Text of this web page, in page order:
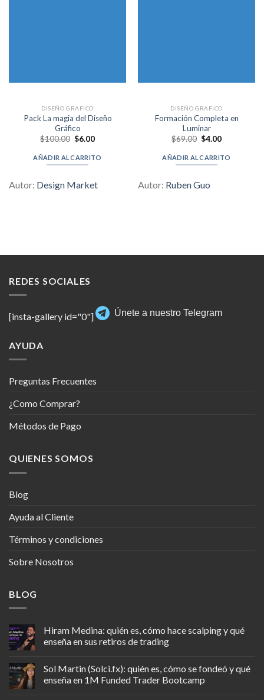
DISEÑO GRAFICO
Pack La magia del Diseño
Gráfico
$100.00 Original
was:
$100.00.
$6.00Current
is:
$6.00.
AÑADIR AL CARRITO
Autor: Design Market
DISEÑO GRAFICO
Formación Completa en
Luminar
$69.00 Original
was:
$69.00.
$4.00Current
is:
$4.00.
AÑADIR AL CARRITO
Autor: Ruben Guo
REDES SOCIALES
[insta-gallery id="0"] Únete a nuestro Telegram
AYUDA
Preguntas Frecuentes
¿Como Comprar?
Métodos de Pago
QUIENES SOMOS
Blog
Ayuda al Cliente
Términos y condiciones
Sobre Nosotros
BLOG
Hiram Medina: quién es, cómo hace scalping y qué
enseña en sus retiros de trading
Sol Martin (Solci.fx): quién es, cómo se fondeó y qué
enseña en 1M Funded Trader Bootcamp